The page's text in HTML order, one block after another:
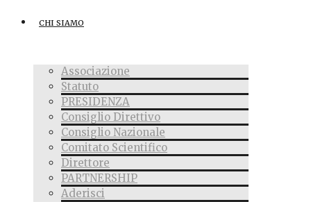
CHI SIAMO
Associazione
Statuto
PRESIDENZA
Consiglio Direttivo
Consiglio Nazionale
Comitato Scientifico
Direttore
PARTNERSHIP
Aderisci